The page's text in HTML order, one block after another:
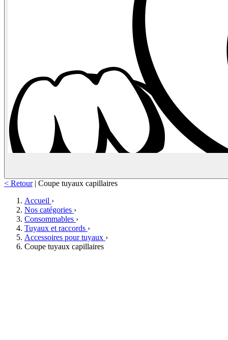
< Retour | Coupe tuyaux capillaires
Accueil ›
Nos catégories ›
Consommables ›
Tuyaux et raccords ›
Accessoires pour tuyaux ›
Coupe tuyaux capillaires